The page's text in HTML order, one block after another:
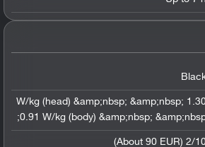
1.30 W/kg (head) &amp;nbsp; &amp;nbsp;
0.91 W/kg (body) &amp;nbsp;
2/10 (About 90